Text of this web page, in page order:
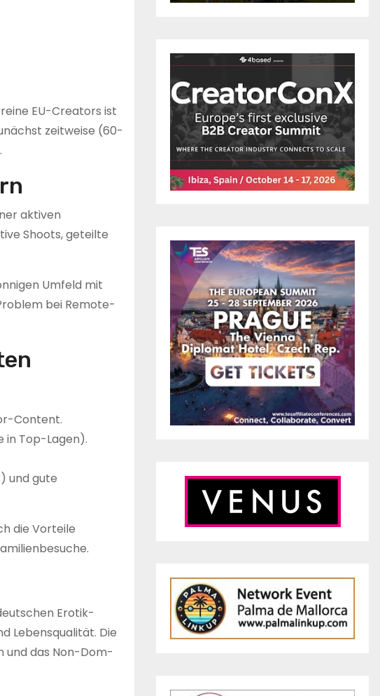
EU-Creators ist
zeitweise (60-
aktiven
Shoots, geteilte
Umfeld mit
bei Remote-
Content.
in Top-Lagen).
und gute
die Vorteile
Erotik-
Lebensqualität. Die
und das Non-Dom-